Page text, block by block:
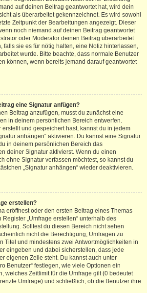
auf deinen Beitrag geantwortet hat, wird dein
als überarbeitet gekennzeichnet. Es wird sowohl
Zeitpunkt der Bearbeitungen angezeigt. Dieser
noch niemand auf deinen Beitrag geantwortet
oder Moderator deinen Beitrag überarbeitet
falls sie es für nötig halten, eine Notiz hinterlassen,
wurde. Bitte beachte, dass normale Benutzer
können, wenn bereits jemand darauf geantwortet
eine Signatur anfügen?
Beitrag anzufügen, musst du zunächst eine
in deinem persönlichen Bereich entwerfen.
erstellt und gespeichert hast, kannst du in jedem
anhängen“ aktivieren. Du kannst eine Signatur
in deinem persönlichen Bereich das
deiner Signatur aktivierst. Wenn du einen
ohne Signatur verfassen möchtest, so kannst du
„Signatur anhängen“ wieder deaktivieren.
erstellen?
eröffnest oder den ersten Beitrag eines Themas
„Umfrage erstellen“ unterhalb des
Solltest du diesen Bereich nicht sehen
nicht die Berechtigung, Umfragen zu
Titel und mindestens zwei Antwortmöglichkeiten in
eingeben und dabei sicherstellen, dass jede
eigenen Zeile steht. Du kannst auch unter
Benutzer“ festlegen, wie viele Optionen ein
welches Zeitlimit für die Umfrage gilt (0 bedeutet
Umfrage) und schließlich, ob die Benutzer ihre